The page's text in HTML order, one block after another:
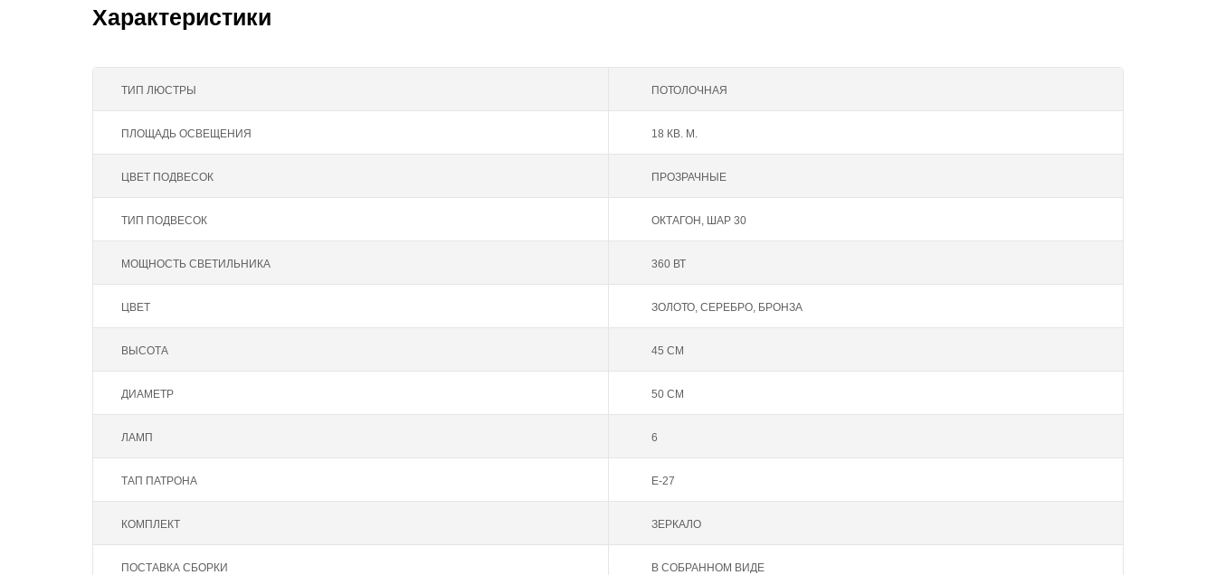
Характеристики
ТИП ЛЮСТРЫ ПОТОЛОЧНАЯ
ПЛОЩАДЬ ОСВЕЩЕНИЯ 18 КВ. М.
ЦВЕТ ПОДВЕСОК ПРОЗРАЧНЫЕ
ТИП ПОДВЕСОК ОКТАГОН, ШАР 30
МОЩНОСТЬ СВЕТИЛЬНИКА 360 ВТ
ЦВЕТ ЗОЛОТО, СЕРЕБРО, БРОНЗА
ВЫСОТА 45 СМ
ДИАМЕТР 50 СМ
ЛАМП 6
ТАП ПАТРОНА Е-27
КОМПЛЕКТ ЗЕРКАЛО
ПОСТАВКА СБОРКИ В СОБРАННОМ ВИДЕ